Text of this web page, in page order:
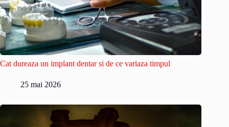
Cat dureaza un implant dentar si de ce variaza timpul
25 mai 2026